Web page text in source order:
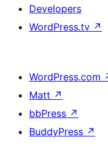
Developers
WordPress.tv ↗
WordPress.com
Matt ↗
bbPress ↗
BuddyPress ↗